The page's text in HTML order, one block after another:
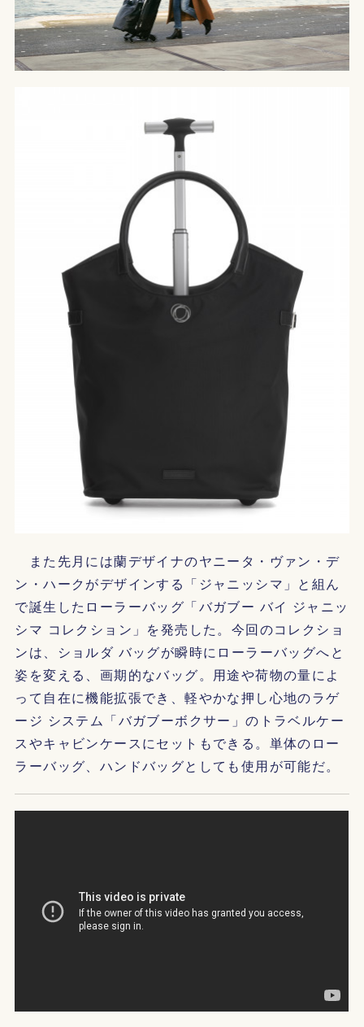
また先月には蘭デザイナのヤニータ・ヴァン・デ
ン・ハークがデザインする「ジャニッシマ」と組ん
で誕生したローラーバッグ「バガブー バイ ジャニッ
シマ コレクション」を発売した。今回のコレクショ
ンは、ショルダ バッグが瞬時にローラーバッグへと
姿を変える、画期的なバッグ。用途や荷物の量によ
って自在に機能拡張でき、軽やかな押し心地のラゲ
ージ システム「バガブーボクサー」のトラベルケー
スやキャビンケースにセットもできる。単体のロー
ラーバッグ、ハンドバッグとしても使用が可能だ。